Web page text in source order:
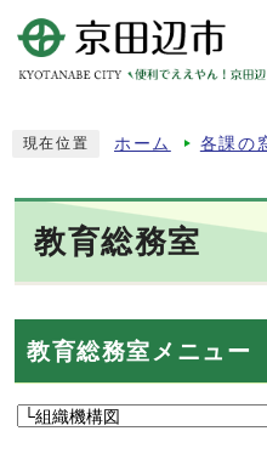
現在位置 ホーム 各課の
教育総務室
教育総務室メニュー